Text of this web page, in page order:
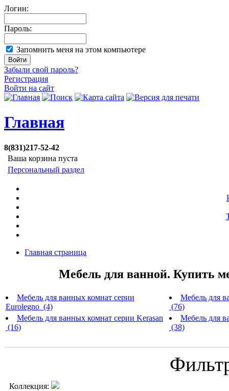
Логин:
Пароль:
Запомнить меня на этом компьютере
Забыли свой пароль?
Регистрация
Войти на сайт
Главная
8(831)217-52-42
Ваша корзина пуста
Персональный раздел
Главная страница
Мебель для ванной. Купить
Мебель для ванных комнат серии
Eurolegno (4)
Мебель для
(76)
Мебель для ванных комнат серии Kerasan
(16)
Мебель для
(38)
Коллекция: